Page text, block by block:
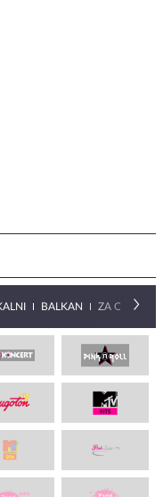
BALKAN ZA ODRASLE